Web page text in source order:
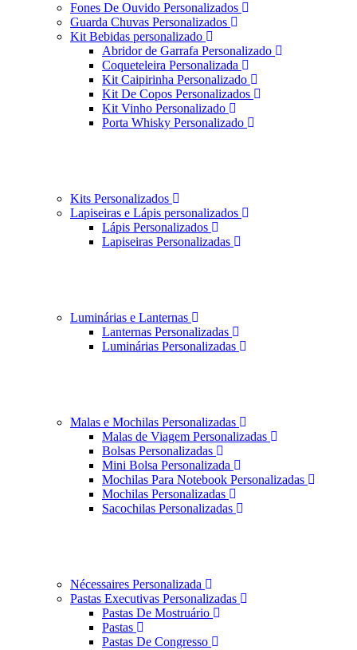
Fones De Ouvido Personalizados
Guarda Chuvas Personalizados
Kit Bebidas personalizado
Abridor de Garrafa Personalizado
Coqueteleira Personalizada
Kit Caipirinha Personalizado
Kit De Copos Personalizados
Kit Vinho Personalizado
Porta Whisky Personalizado
Kits Personalizados
Lapiseiras e Lápis personalizados
Lápis Personalizados
Lapiseiras Personalizadas
Luminárias e Lanternas
Lanternas Personalizadas
Luminárias Personalizadas
Malas e Mochilas Personalizadas
Malas de Viagem Personalizadas
Bolsas Personalizadas
Mini Bolsa Personalizada
Mochilas Para Notebook Personalizadas
Mochilas Personalizadas
Sacochilas Personalizadas
Nécessaires Personalizada
Pastas Executivas Personalizadas
Pastas De Mostruário
Pastas
Pastas De Congresso